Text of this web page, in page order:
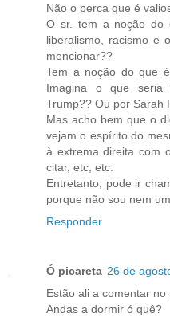
Não o perca que é
O sr. tem a noção do
liberalismo, racismo e
mencionar??
Tem a noção do que
Imagina o que seria
Trump?? Ou por Sarah
Mas acho bem que o
vejam o espírito do
à extrema direita com
citar, etc, etc.
Entretanto, pode ir
porque não sou nem
Responder
Ó picareta 26 de
Estão ali a comentar
Andas a dormir ó quê?